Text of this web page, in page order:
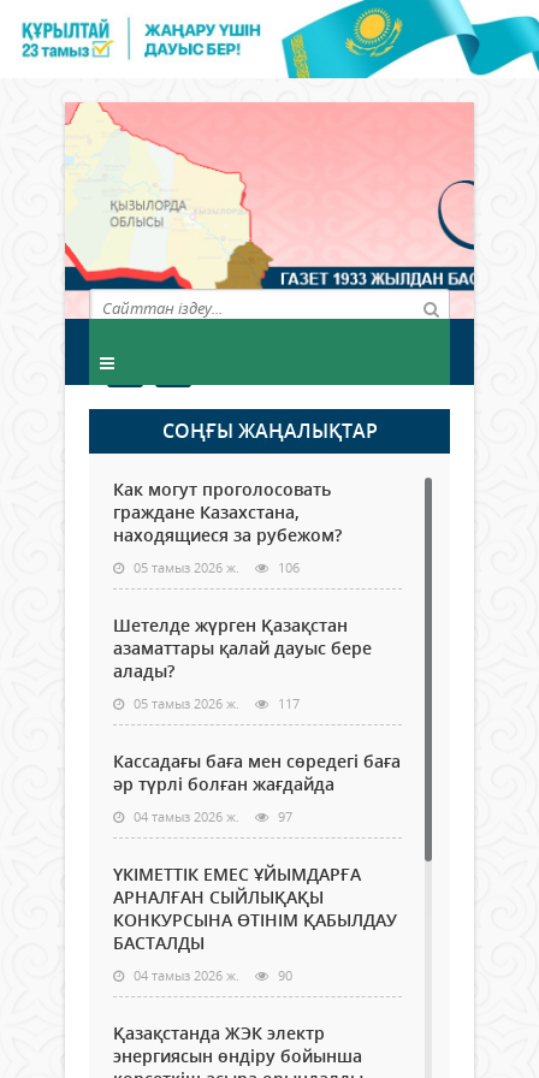
СОҢҒЫ ЖАҢАЛЫҚТАР
Как могут проголосовать
граждане Казахстана,
находящиеся за рубежом?
05 тамыз 2026 ж. 106
Шетелде жүрген Қазақстан
азаматтары қалай дауыс бере
алады?
05 тамыз 2026 ж. 117
Кассадағы баға мен сөредегі баға
әр түрлі болған жағдайда
04 тамыз 2026 ж. 97
ҮКІМЕТТІК ЕМЕС ҰЙЫМДАРҒА
АРНАЛҒАН СЫЙЛЫҚАҚЫ
КОНКУРСЫНА ӨТІНІМ ҚАБЫЛДАУ
БАСТАЛДЫ
04 тамыз 2026 ж. 90
Қазақстанда ЖЭК электр
энергиясын өндіру бойынша